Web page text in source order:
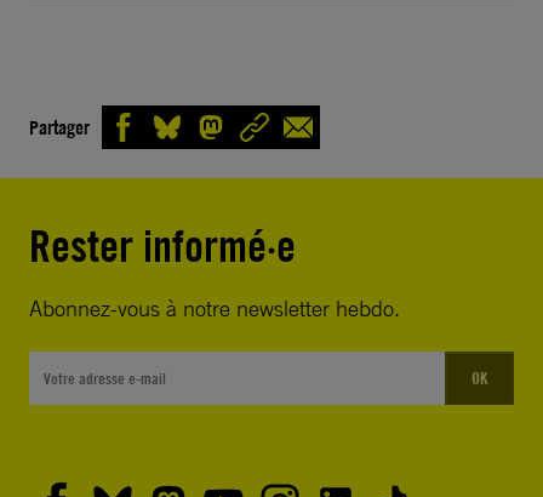
Partager
Rester informé·e
Abonnez-vous à notre newsletter hebdo.
OK